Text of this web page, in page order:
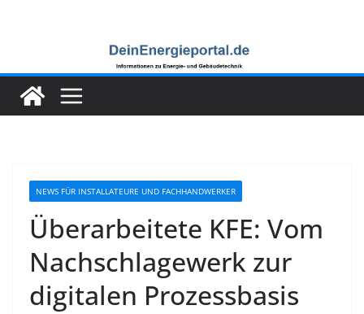
NEWS FÜR INSTALLATEURE UND FACHHANDWERKER
Überarbeitete KFE: Vom
Nachschlagewerk zur
digitalen Prozessbasis